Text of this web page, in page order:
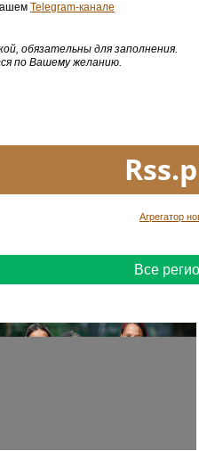
Telegram-канале
обязательны для заполнения.
по Вашему желанию.
Агрегатор
Все